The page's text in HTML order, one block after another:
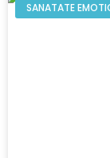
SANATATE